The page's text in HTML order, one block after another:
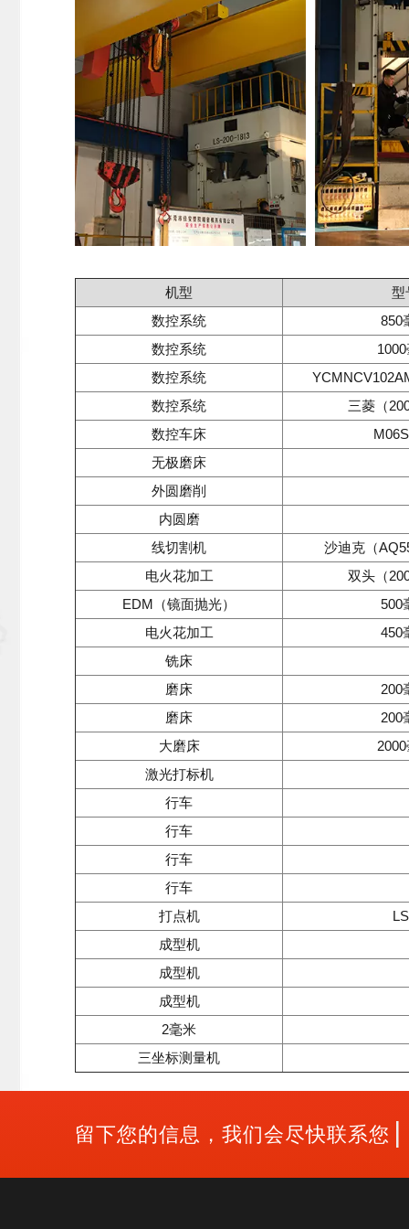
机型
型
数控系统
850
数控系统
数控系统
数控系统
三菱（
数控车床
无极磨床
外圆磨削
内圆磨
线切割机
沙迪克（
电火花加工
双头（
EDM（镜面抛光）
500
电火花加工
450
铣床
磨床
200
磨床
200
大磨床
激光打标机
行车
行车
行车
行车
打点机
成型机
成型机
成型机
2毫米
三坐标测量机
留下您的信息，我们会尽快联系您 |